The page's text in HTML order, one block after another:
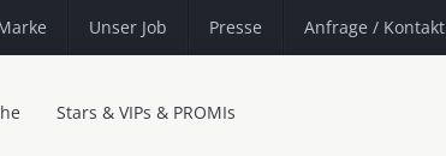
Unser Job Presse Anfrage / Kontakt
Stars & VIPs & PROMIs